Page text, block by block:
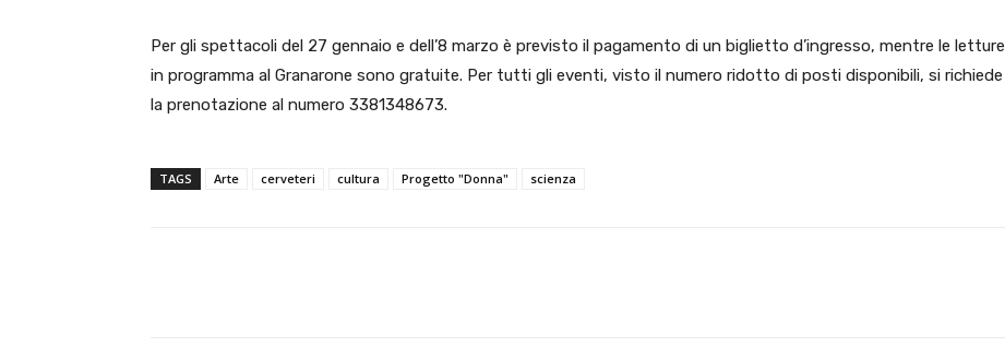
Per gli spettacoli del 27 gennaio e dell’8 marzo è previsto il pagamento di un biglietto d’ingresso, mentre le letture
in programma al Granarone sono gratuite. Per tutti gli eventi, visto il numero ridotto di posti disponibili, si richiede
la prenotazione al numero 3381348673.
TAGS Arte cerveteri cultura Progetto "Donna" scienza